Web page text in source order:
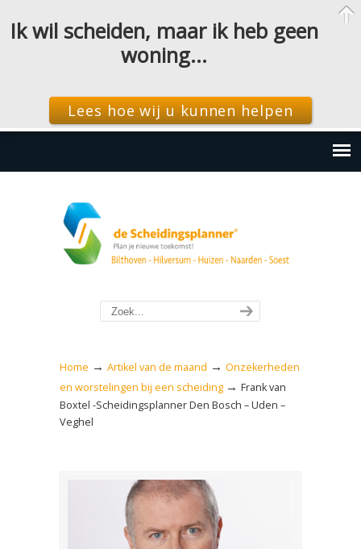
Home → Artikel van de maand → Onzekerheden
en worstelingen bij een scheiding → Frank van
Boxtel -Scheidingsplanner Den Bosch – Uden –
Veghel
Ik wil scheiden, maar ik heb geen
woning…
Lees hoe wij u kunnen helpen